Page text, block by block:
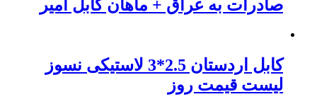
صادرات به عراق + ماهان کابل امیر
کابل اردستان 2.5*3 لاستیکی نسوز
لیست قیمت روز